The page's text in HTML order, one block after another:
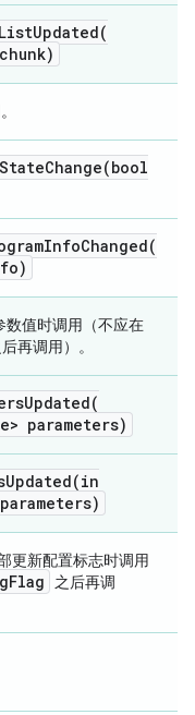
bool
数值时调用（不应在
再调用）。
parameters)
in
更新配置标志时调用
Flag
之后再调